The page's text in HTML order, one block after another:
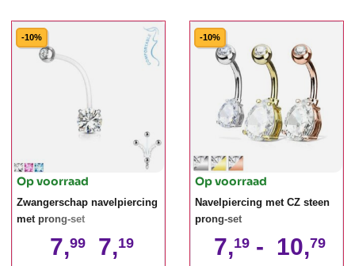
-10%
Op voorraad
Zwangerschap navelpiercing
met prong-set
7,99 7,19
-10%
Op voorraad
Navelpiercing met CZ steen
prong-set
7,19 - 10,79